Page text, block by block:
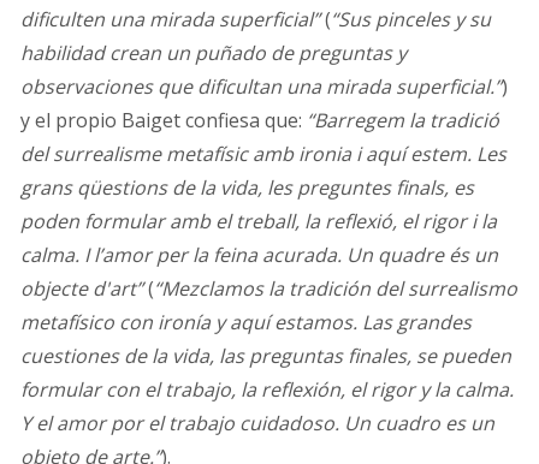
dificulten una mirada superficial”(“Sus pinceles y su
habilidad crean un puñado de preguntas y
observaciones que dificultan una mirada superficial.”)
y el propio Baiget confiesa que: “Barregem la tradició
del surrealisme metafísic amb ironia i aquí estem. Les
grans qüestions de la vida, les preguntes finals, es
poden formular amb el treball, la reflexió, el rigor i la
calma. I l’amor per la feina acurada. Un quadre és un
objecte d'art”(“Mezclamos la tradición del surrealismo
metafísico con ironía y aquí estamos. Las grandes
cuestiones de la vida, las preguntas finales, se pueden
formular con el trabajo, la reflexión, el rigor y la calma.
Y el amor por el trabajo cuidadoso. Un cuadro es un
objeto de arte.”).